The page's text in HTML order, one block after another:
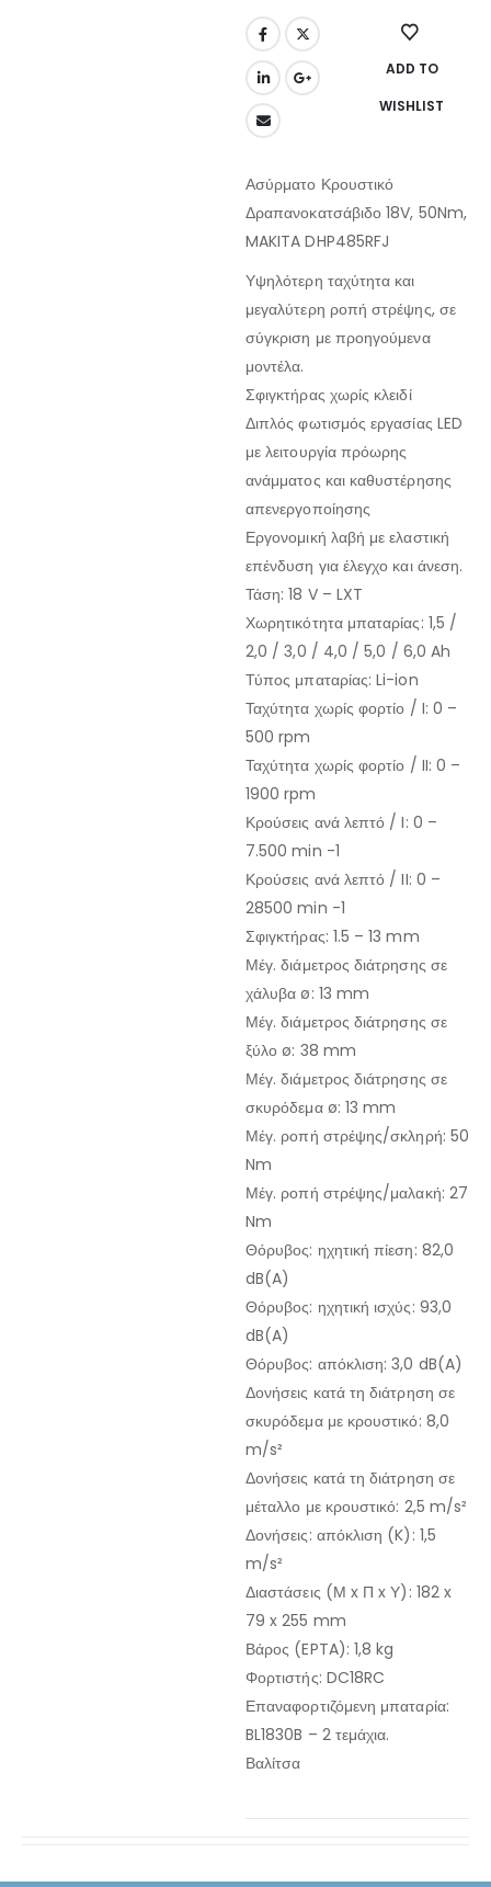
ADD TO
WISHLIST
Ασύρματο Κρουστικό
Δραπανοκατσάβιδο 18V, 50Nm,
MAKITA DHP485RFJ
Υψηλότερη ταχύτητα και
μεγαλύτερη ροπή στρέψης, σε
σύγκριση με προηγούμενα
μοντέλα.
Σφιγκτήρας χωρίς κλειδί
Διπλός φωτισμός εργασίας LED
με λειτουργία πρόωρης
ανάμματος και καθυστέρησης
απενεργοποίησης
Εργονομική λαβή με ελαστική
επένδυση για έλεγχο και άνεση.
Τάση: 18 V – LXT
Χωρητικότητα μπαταρίας: 1,5 /
2,0 / 3,0 / 4,0 / 5,0 / 6,0 Ah
Τύπος μπαταρίας: Li-ion
Ταχύτητα χωρίς φορτίο / I: 0 –
500 rpm
Ταχύτητα χωρίς φορτίο / II: 0 –
1900 rpm
Κρούσεις ανά λεπτό / I: 0 –
7.500 min -1
Κρούσεις ανά λεπτό / II: 0 –
28500 min -1
Σφιγκτήρας: 1.5 – 13 mm
Μέγ. διάμετρος διάτρησης σε
χάλυβα ø: 13 mm
Μέγ. διάμετρος διάτρησης σε
ξύλο ø: 38 mm
Μέγ. διάμετρος διάτρησης σε
σκυρόδεμα ø: 13 mm
Μέγ. ροπή στρέψης/σκληρή: 50
Nm
Μέγ. ροπή στρέψης/μαλακή: 27
Nm
Θόρυβος: ηχητική πίεση: 82,0
dB(A)
Θόρυβος: ηχητική ισχύς: 93,0
dB(A)
Θόρυβος: απόκλιση: 3,0 dB(A)
Δονήσεις κατά τη διάτρηση σε
σκυρόδεμα με κρουστικό: 8,0
m/s²
Δονήσεις κατά τη διάτρηση σε
μέταλλο με κρουστικό: 2,5 m/s²
Δονήσεις: απόκλιση (K): 1,5
m/s²
Διαστάσεις (Μ x Π x Υ): 182 x
79 x 255 mm
Βάρος (EPTA): 1,8 kg
Φορτιστής: DC18RC
Επαναφορτιζόμενη μπαταρία:
BL1830B – 2 τεμάχια.
Βαλίτσα